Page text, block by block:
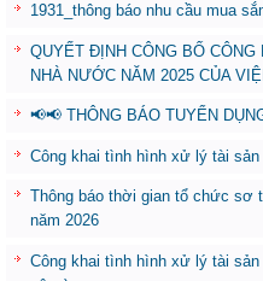
1931_thông báo nhu cầu mua
QUYẾT ĐỊNH CÔNG BỐ
NHÀ NƯỚC NĂM 2025 CỦA
📢📢 THÔNG BÁO TUYỂN
Công khai tình hình xử lý tài
Thông báo thời gian tổ chức sơ
năm 2026
Công khai tình hình xử lý tài